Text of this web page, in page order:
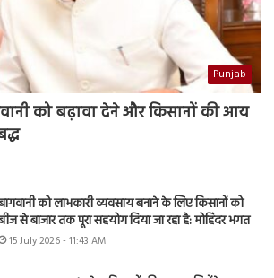
Punjab
को बढ़ावा देने और किसानों की आय
को लाभकारी व्यवसाय बनाने के लिए किसानों को
से बाजार तक पूरा सहयोग दिया जा रहा है: मोहिंदर भगत
15 July 2026 - 11:43 AM